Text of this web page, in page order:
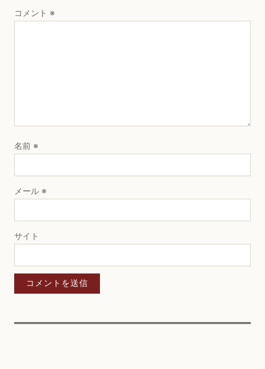
コメント ※
名前 ※
メール ※
サイト